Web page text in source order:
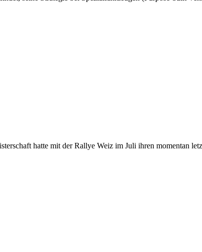
hatte mit der Rallye Weiz im Juli ihren momentan